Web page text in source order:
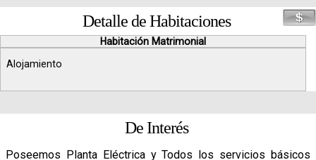
Detalle de Habitaciones
Habitación Matrimonial
Alojamiento
De Interés
Poseemos Planta Eléctrica y Todos los servicios básicos